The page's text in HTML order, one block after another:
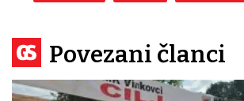
Povezani članci